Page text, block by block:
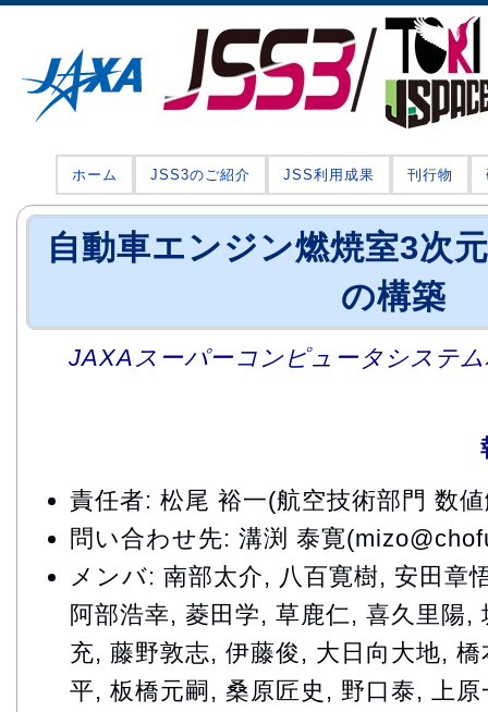
ホーム JSS3のご紹介 JSS利用成果 刊行物
自動車エンジン燃焼室3次
の構築
JAXAスーパーコンピュータシステ
責任者: 松尾 裕一(航空技術部門 数
問い合わせ先: 溝渕 泰寛
メンバ: 南部太介, 八百寛樹, 安田章
阿部浩幸, 菱田学, 草鹿仁, 喜久里陽,
充, 藤野敦志, 伊藤俊, 大日向大地,
平, 板橋元嗣, 桑原匠史, 野口泰, 上